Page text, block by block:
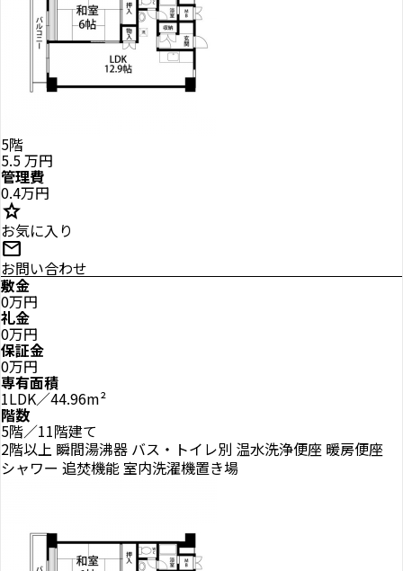
5階
5.5万円
管理費
0.4万円
star
お気に入り
mail
お問い合わせ
敷金
0万円
礼金
0万円
保証金
0万円
専有面積
1LDK／44.96m²
階数
5階／11階建て
2階以上 瞬間湯沸器 バス・トイレ別 温水洗浄便座 暖房便座
シャワー 追焚機能室内洗濯機置き場